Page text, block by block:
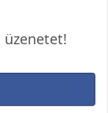
üzenetet!